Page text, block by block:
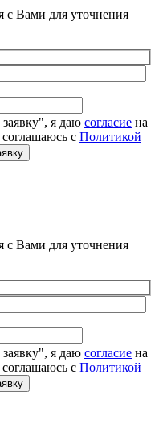
с Вами для уточнения
я даю согласие на
с Политикой
с Вами для уточнения
я даю согласие на
с Политикой